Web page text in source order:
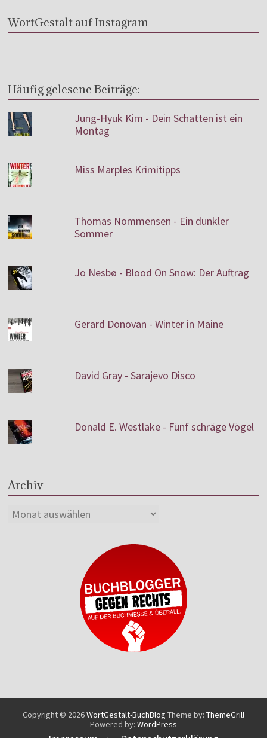
WortGestalt auf Instagram
Häufig gelesene Beiträge:
Jung-Hyuk Kim - Dein Schatten ist ein
Montag
Miss Marples Krimitipps
Thomas Nommensen - Ein dunkler
Sommer
Jo Nesbø - Blood On Snow: Der Auftrag
Gerard Donovan - Winter in Maine
David Gray - Sarajevo Disco
Donald E. Westlake - Fünf schräge Vögel
Archiv
Copyright © 2026WortGestalt-BuchBlog Theme by: ThemeGrill
Powered by: WordPress